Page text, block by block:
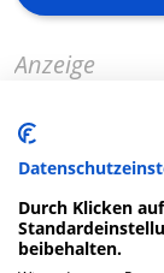
Anzeige
Durch Klicken
beibehalten.